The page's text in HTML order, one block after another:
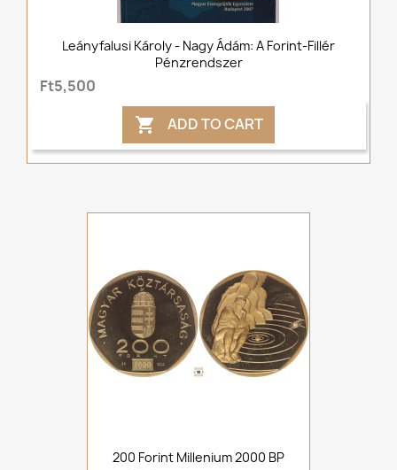
Leányfalusi Károly - Nagy Ádám: A Forint-Fillér
Pénzrendszer
Ft5,500
 ADD TO CART
200 Forint Millenium 2000 BP